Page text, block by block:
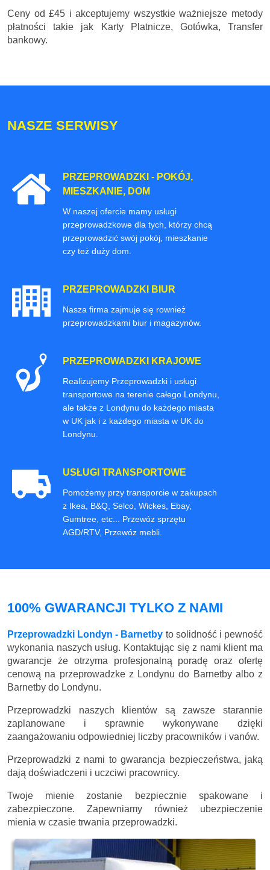
Ceny od £45 i akceptujemy wszystkie ważniejsze metody
płatności takie jak Karty Platnicze, Gotówka, Transfer
bankowy.
NASZE SERWISY
PRZEPROWADZKI - POKÓJ,
MIESZKANIE, DOM
W naszej ofercie mamy usługi
przeprowadzkowe dla tych, którzy chcą
przeprowadzić swój pokój, mieszkanie
czy też duży dom.
PRZEPROWADZKI BIUR
Nasza firma zajmuje się rownież
przeprowadzkami biur i magazynów.
PRZEPROWADZKI KRAJOWE
Realizujemy Przeprowadzki i usługi
transportowe na terenie całego Londynu,
ale także z Londynu do każdego miasta
w UK jak i z każdego miasta w UK do
Londynu.
USŁUGI TRANSPORTOWE
Pomożemy przy transporcie w zakupach
z Ikea, B&Q, Selco, Wickes, Ebay,
Gumtree, etc... Przewóz sprzętu
AGD/RTV, Przewóz mebli.
100% GWARANCJI TYLKO Z NAMI
Przeprowadzki Londyn - Barnetby to solidność i pewność
wykonania naszych usług. Kontaktując się z nami klient ma
gwarancje że otrzyma profesjonalną poradę oraz ofertę
cenową na przeprowadzke z Londynu do Barnetby albo z
Barnetby do Londynu.
Przeprowadzki naszych klientów są zawsze starannie
zaplanowane i sprawnie wykonywane dzięki
zaangażowaniu odpowiedniej liczby pracowników i vanów.
Przeprowadzki z nami to gwarancja bezpieczeństwa, jaką
dają doświadczeni i uczciwi pracownicy.
Twoje mienie zostanie bezpiecznie spakowane i
zabezpieczone. Zapewniamy również ubezpieczenie
mienia w czasie trwania przeprowadzki.